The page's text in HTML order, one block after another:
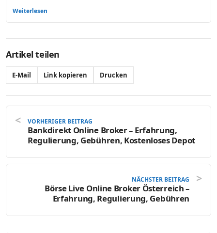
Weiterlesen
Artikel teilen
E-Mail Link kopieren Drucken
VORHERIGER BEITRAG
Bankdirekt Online Broker – Erfahrung,
Regulierung, Gebühren, Kostenloses Depot
NÄCHSTER BEITRAG
Börse Live Online Broker Österreich –
Erfahrung, Regulierung, Gebühren